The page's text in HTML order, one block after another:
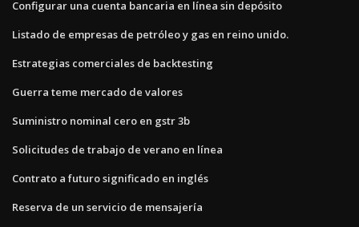
Configurar una cuenta bancaria en línea sin depósito
Listado de empresas de petróleo y gas en reino unido.
Estrategias comerciales de backtesting
Guerra teme mercado de valores
Suministro nominal cero en gstr 3b
Solicitudes de trabajo de verano en línea
Contrato a futuro significado en inglés
Reserva de un servicio de mensajería